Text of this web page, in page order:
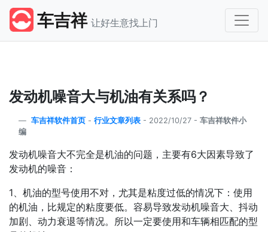
车吉祥 让好生意找上门
发动机噪音大与机油有关系吗？
车吉祥软件首页 - 行业文章列表 - 2022/10/27 - 车吉祥软件小
编
发动机噪音大不完全是机油的问题，主要有6大因素导致了
发动机的噪音：
1、机油的型号使用不对，尤其是粘度过低的情况下：使用
的机油，比规定的粘度要低。容易导致发动机噪音大、抖动
加剧、动力衰退等情况。所以一定要使用和车辆相匹配的型